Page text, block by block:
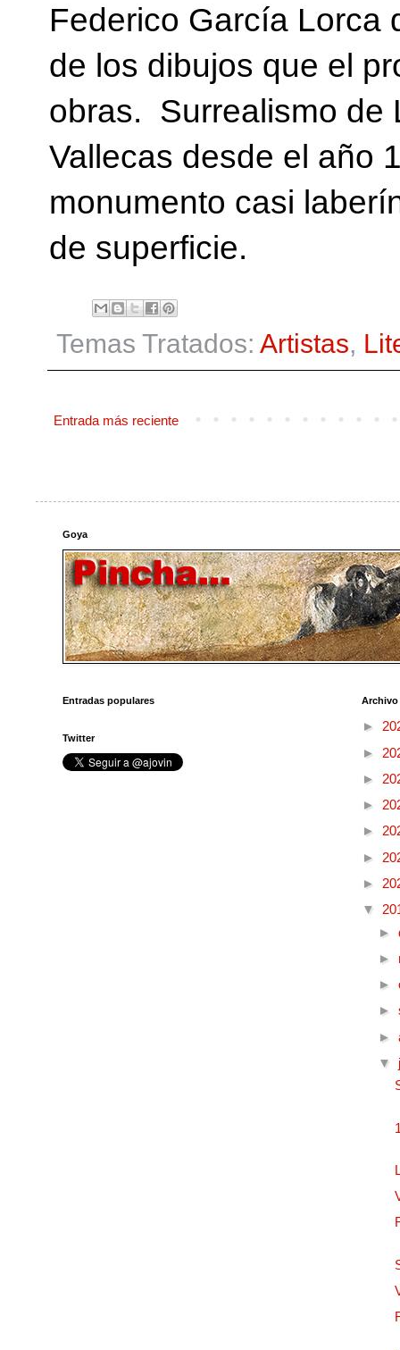
Federico García Lorca
de los dibujos que el
obras. Surrealismo de
Vallecas desde el año
monumento casi
de superficie.
Temas Tratados: Artistas,
Entrada más reciente
Goya
Entradas populares
Twitter
►
►
►
►
►
►
►
▼
►
►
►
►
►
▼